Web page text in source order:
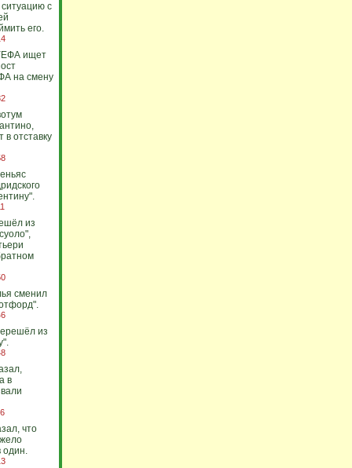
с
его.
ищет
на смену
в отставку
из
сменил
из
в
что
один.